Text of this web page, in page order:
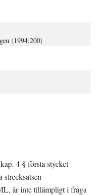
(1994:200)
4 § första stycket
är inte tillämpligt i fråga